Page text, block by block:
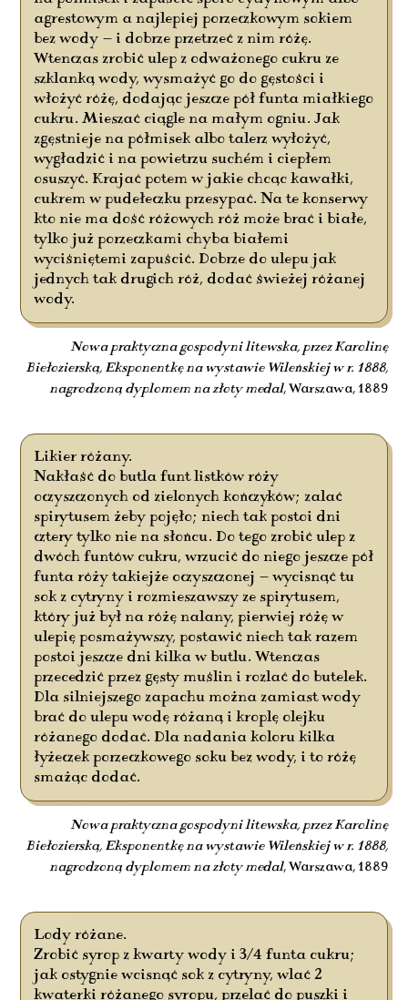
agrestowym a najlepiej porzeczkowym sokiem
bez wody — i dobrze przetrzeć z nim różę.
Wtenczas zrobić ulep z odważonego cukru ze
szklanką wody, wysmażyć go do gęstości i
włożyć różę, dodając jeszcze pół funta miałkiego
cukru. Mieszać ciągle na małym ogniu. Jak
zgęstnieje na półmisek albo talerz wyłożyć,
wygładzić i na powietrzu suchém i ciepłem
osuszyć. Krajać potem w jakie chcąc kawałki,
cukrem w pudełeczku przesypać. Na te konserwy
kto nie ma dość różowych róż może brać i białe,
tylko już porzeczkami chyba białemi
wyciśniętemi zapuścić. Dobrze do ulepu jak
jednych tak drugich róż, dodać świeżej różanej
wody.
Nowa praktyczna gospodyni litewska, przez Karolinę
Biełozierską, Eksponentkę na wystawie Wileńskiej w r. 1888,
nagrodzoną dyplomem na złoty medal, Warszawa, 1889
Likier różany.
Nakłaść do butla funt listków róży
oczyszczonych od zielonych kończyków; zalać
spirytusem żeby pojęło; niech tak postoi dni
cztery tylko nie na słońcu. Do tego zrobić ulep z
dwóch funtów cukru, wrzucić do niego jeszcze pół
funta róży takiejże oczyszczonej — wycisnąć tu
sok z cytryny i rozmieszawszy ze spirytusem,
który już był na różę nalany, pierwiej różę w
ulepię posmażywszy, postawić niech tak razem
postoi jeszcze dni kilka w butlu. Wtenczas
przecedzić przez gęsty muślin i rozlać do butelek.
Dla silniejszego zapachu można zamiast wody
brać do ulepu wodę różaną i kroplę olejku
różanego dodać. Dla nadania koloru kilka
łyżeczek porzeczkowego soku bez wody, i to różę
smażąc dodać.
Nowa praktyczna gospodyni litewska, przez Karolinę
Biełozierską, Eksponentkę na wystawie Wileńskiej w r. 1888,
nagrodzoną dyplomem na złoty medal, Warszawa, 1889
Lody różane.
Zrobić syrop z kwarty wody i 3/4 funta cukru;
jak ostygnie wcisnąć sok z cytryny, wlać 2
kwaterki różanego syropu, przelać do puszki i